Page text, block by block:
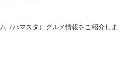
（ハマスタ）グルメ情報をご紹介しま